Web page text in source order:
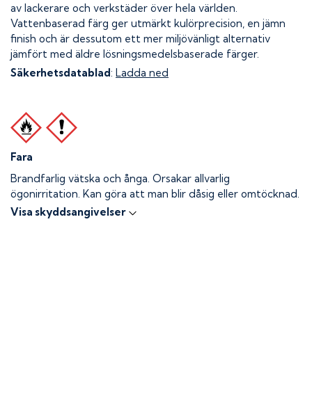
av lackerare och verkstäder över hela världen.
Vattenbaserad färg ger utmärkt kulörprecision, en jämn
finish och är dessutom ett mer miljövänligt alternativ
jämfört med äldre lösningsmedelsbaserade färger.
Säkerhetsdatablad: Ladda ned
Fara
Brandfarlig vätska och ånga. Orsakar allvarlig
ögonirritation. Kan göra att man blir dåsig eller omtöcknad.
Visa skyddsangivelser